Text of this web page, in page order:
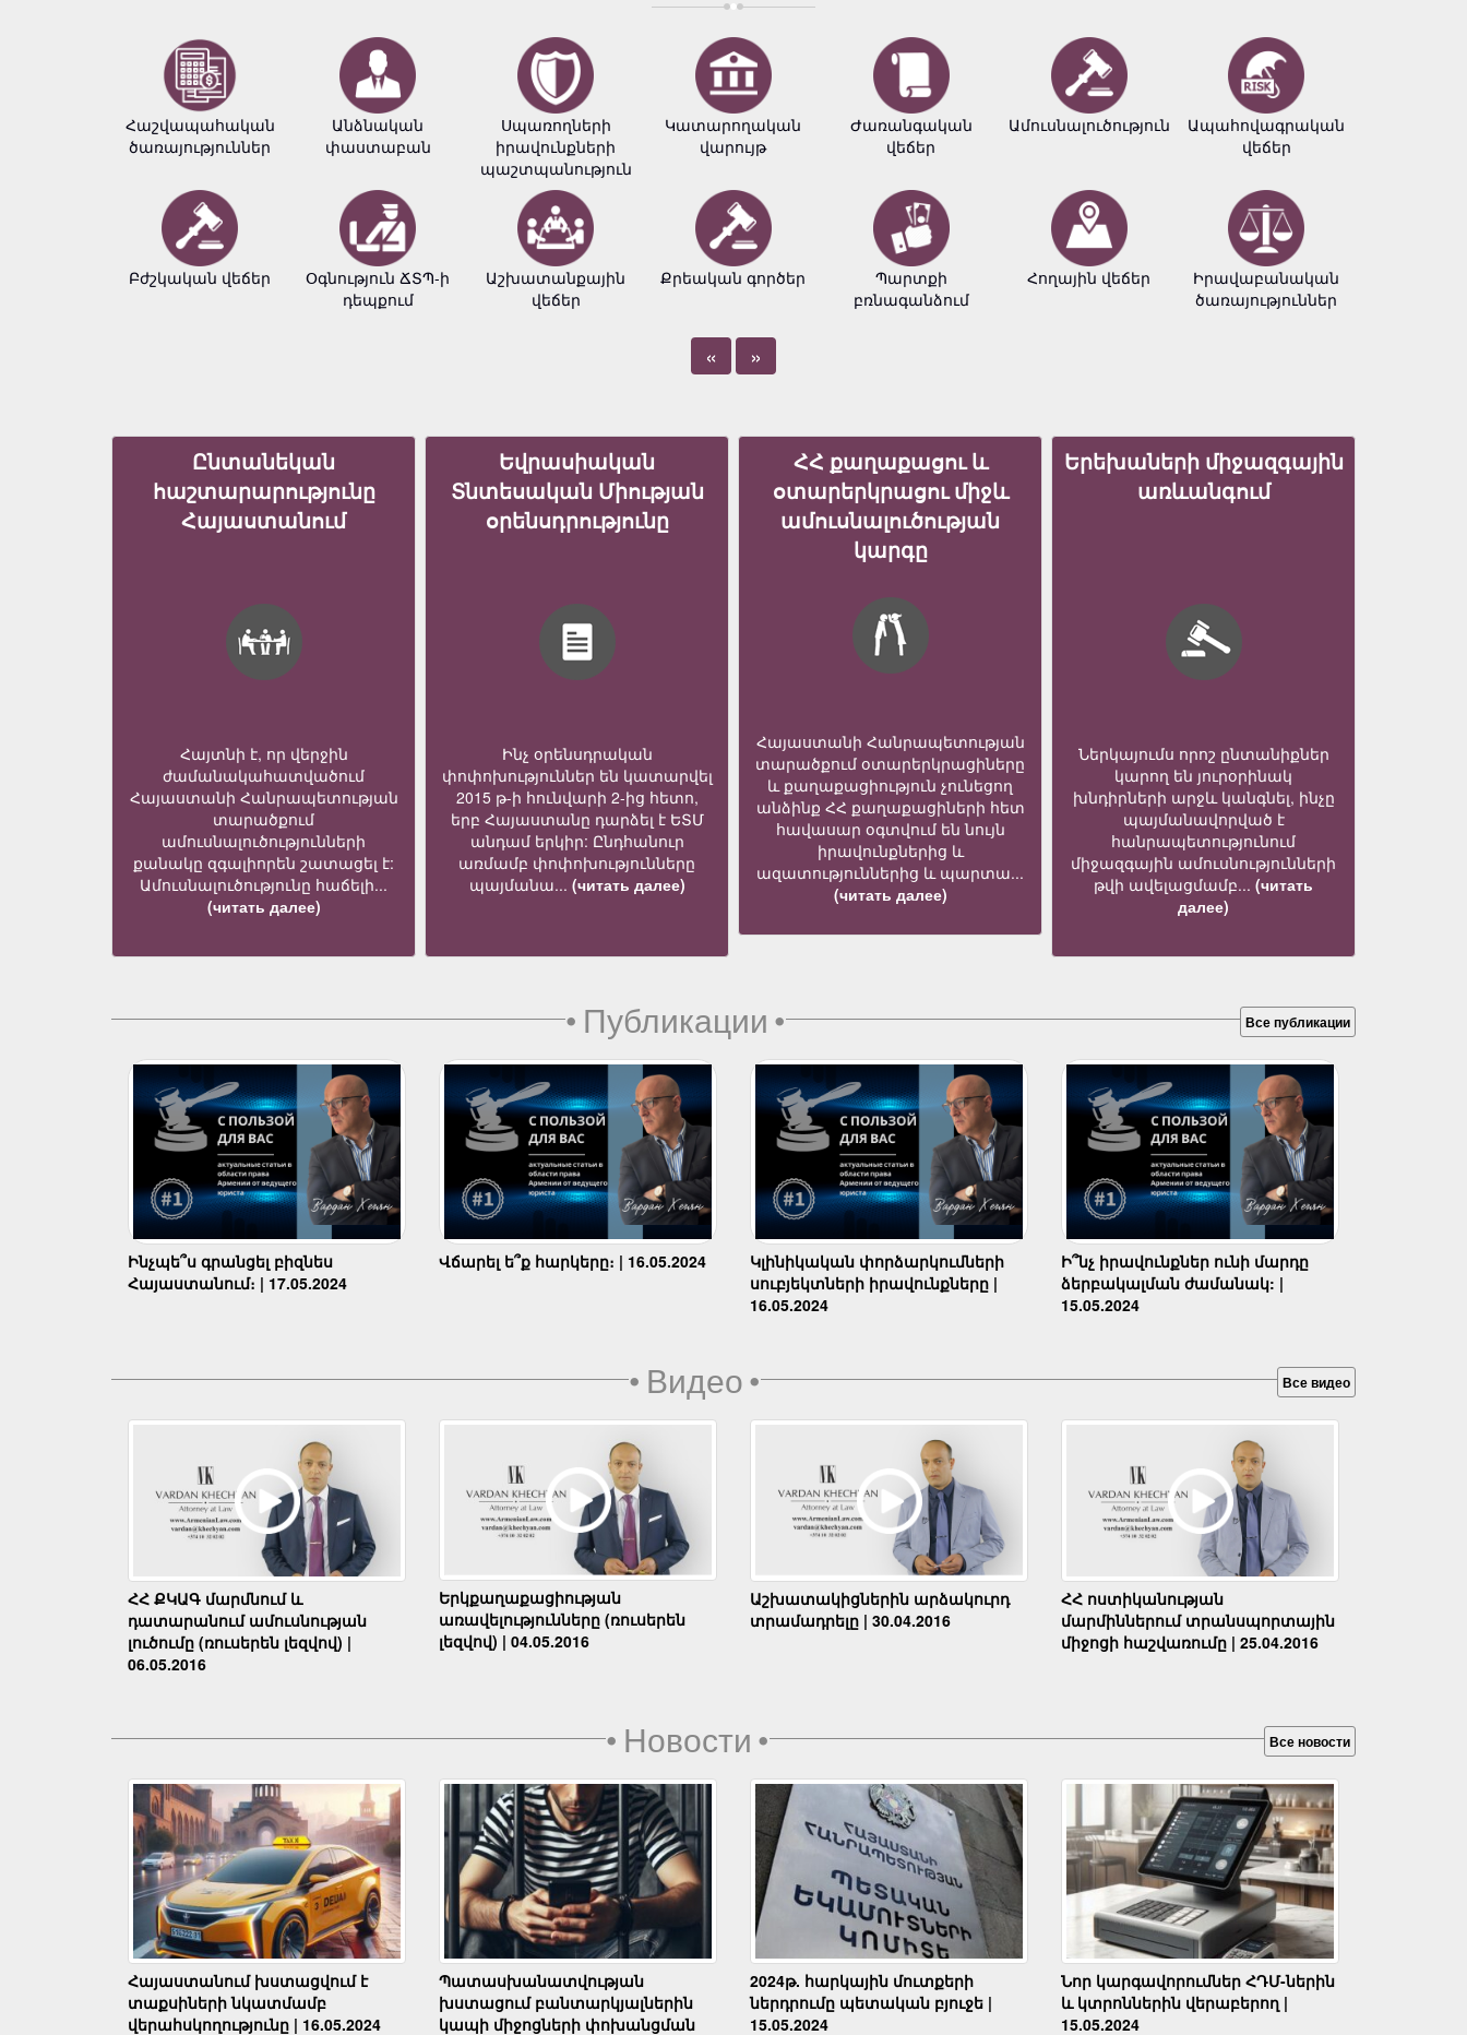
Հաշվապահական
ծառայություններ
Բժշկական վեճեր
Անձնական
փաստաբան
Օգնություն ՃՏՊ-ի
դեպքում
Սպառողների
իրավունքների
պաշտպանություն
Աշխատանքային
վեճեր
Կատարողական
վարույթ
Քրեական գործեր
Ժառանգական
վեճեր
Պարտքի
բռնագանձում
Ամուսնալուծություն
Հողային վեճեր
Ապահովագրական
վեճեր
Իրավաբանական
ծառայություններ
« »
Ընտանեկան
հաշտարարությունը
Հայաստանում
Հայտնի է, որ վերջին
ժամանակահատվածում
Հայաստանի Հանրապետության
տարածքում
ամուսնալուծությունների
քանակը զգալիորեն շատացել է:
Ամուսնալուծությունը հաճելի...
(читать далее)
Եվրասիական
Տնտեսական Միության
օրենսդրությունը
Ինչ օրենսդրական
փոփոխություններ են կատարվել
2015 թ-ի հունվարի 2-ից հետո,
երբ Հայաստանը դարձել է ԵՏՄ
անդամ երկիր: Ընդհանուր
առմամբ փոփոխությունները
պայմանա... (читать далее)
ՀՀ քաղաքացու և
օտարերկրացու միջև
ամուսնալուծության
կարգը
Հայաստանի Հանրապետության
տարածքում օտարերկրացիները
և քաղաքացիություն չունեցող
անձինք ՀՀ քաղաքացիների հետ
հավասար օգտվում են նույն
իրավունքներից և
ազատություններից և պարտա...
(читать далее)
Երեխաների միջազգային
առևանգում
Ներկայումս որոշ ընտանիքներ
կարող են յուրօրինակ
խնդիրների արջև կանգնել, ինչը
պայմանավորված է
հանրապետությունում
միջազգային ամուսնությունների
թվի ավելացմամբ... (читать
далее)
• Публикации• Все публикации
Ինչպե՞ս գրանցել բիզնես
Հայաստանում։ | 17.05.2024
Վճարել ե՞ք հարկերը։ | 16.05.2024
Կլինիկական փորձարկումների
սուբյեկտների իրավունքները |
16.05.2024
Ի՞նչ իրավունքներ ունի մարդը
ձերբակալման ժամանակ: |
15.05.2024
• Видео• Все видео
ՀՀ ՔԿԱԳ մարմնում և
դատարանում ամուսնության
լուծումը (ռուսերեն լեզվով) |
06.05.2016
Երկքաղաքացիության
առավելությունները (ռուսերեն
լեզվով) | 04.05.2016
Աշխատակիցներին արձակուրդ
տրամադրելը | 30.04.2016
ՀՀ ոստիկանության
մարմիններում տրանսպորտային
միջոցի հաշվառումը | 25.04.2016
• Новости• Все новости
Հայաստանում խստացվում է
տաքսիների նկատմամբ
վերահսկողությունը | 16.05.2024
Պատասխանատվության
խստացում բանտարկյալներին
կապի միջոցների փոխանցման
2024թ. հարկային մուտքերի
ներդրումը պետական բյուջե |
15.05.2024
Նոր կարգավորումներ ՀԴՄ-ներին
և կտրոններին վերաբերող |
15.05.2024